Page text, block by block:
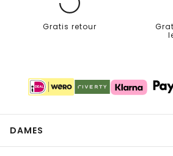
Gratis retour
DAMES